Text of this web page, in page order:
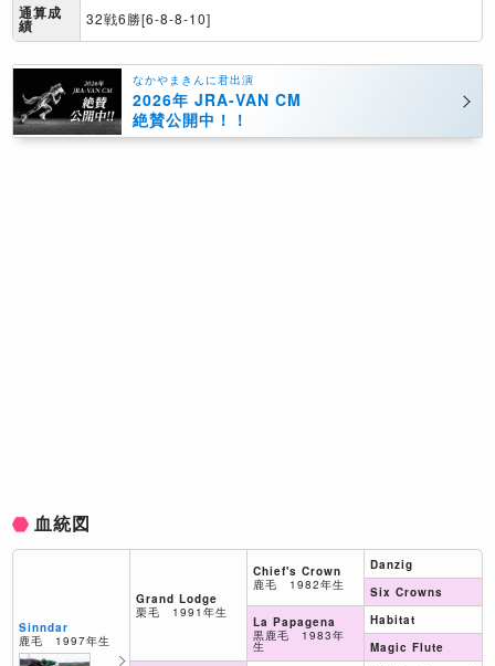
通算成
績 32戦6勝[6-8-8-10]
なかやまきんに君出演
2026年 JRA-VAN CM
絶賛公開中！！
血統図
Sinndar
鹿毛 1997年生
Grand Lodge
栗毛 1991年生
Chief's Crown
鹿毛 1982年生
La Papagena
黒鹿毛 1983年
生
Danzig
Six Crowns
Habitat
Magic Flute